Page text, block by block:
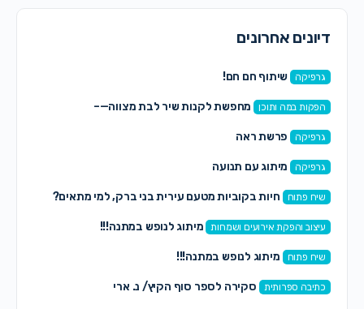
דיונים אחרונים
גרפיקה שיתוף חם חם!
הפקות במה ותוכן מחפשת לקנות שיר לבת מצווה—–
גרפיקה פרשת ראה
גרפיקה מיתוג עם תנועה
שיח פתוח חיות בקוביות מטעם עירית בני ברק, למי מתאים?
עיצוב והפקת אירועים ושמחות מיתוג לנופש במתנה!!!
שיח פתוח מיתוג לנופש במתנה!!!
כתיבה ספרותית סקירה לספר סוף הקיץ/ נ. ארי